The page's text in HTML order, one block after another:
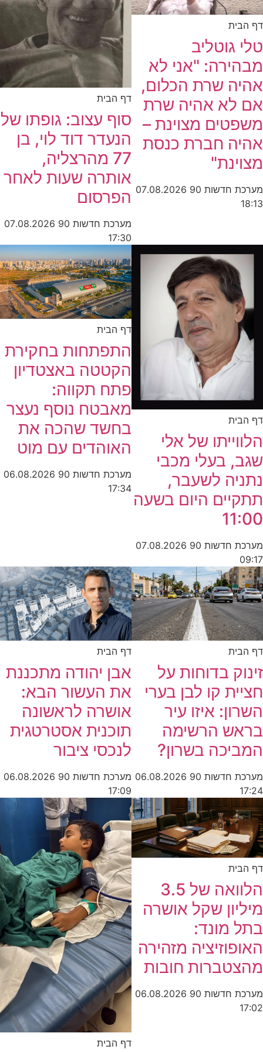
דף הבית
טלי גוטליב
מבהירה: "אני לא
אהיה שרת הכלום,
אם לא אהיה שרת
משפטים מצוינת –
אהיה חברת כנסת
מצוינת"
מערכת חדשות 90
07.08.2026
18:13
דף הבית
סוף עצוב: גופתו של
הנעדר דוד לוי, בן
77 מהרצליה,
אותרה שעות לאחר
הפרסום
מערכת חדשות 90
07.08.2026
17:30
דף הבית
הלווייתו של אלי
שגב, בעלי מכבי
נתניה לשעבר,
תתקיים היום בשעה
11:00
מערכת חדשות 90
07.08.2026
09:17
דף הבית
התפתחות בחקירת
הקטטה באצטדיון
פתח תקווה:
מאבטח נוסף נעצר
בחשד שהכה את
האוהדים עם מוט
מערכת חדשות 90
06.08.2026
17:34
דף הבית
זינוק בדוחות על
חציית קו לבן בערי
השרון: איזו עיר
בראש הרשימה
המביכה בשרון?
מערכת חדשות 90
06.08.2026
17:24
דף הבית
אבן יהודה מתכננת
את העשור הבא:
אושרה לראשונה
תוכנית אסטרטגית
לנכסי ציבור
מערכת חדשות 90
06.08.2026
17:09
דף הבית
הלוואה של 3.5
מיליון שקל אושרה
בתל מונד:
האופוזיציה מזהירה
מהצטברות חובות
מערכת חדשות 90
06.08.2026
17:02
דף הבית